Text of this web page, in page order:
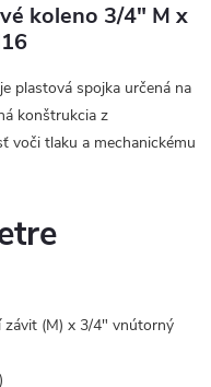
koleno 3/4" M x
je plastová spojka určená na
konštrukcia z
voči tlaku a mechanickému
závit (M) x 3/4" vnútorný